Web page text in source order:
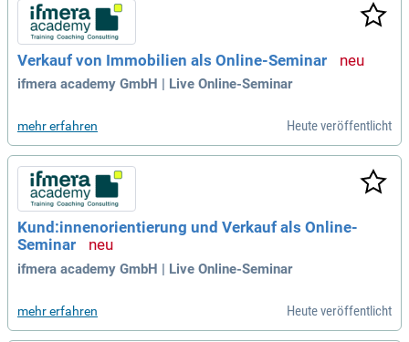
Verkauf von Immobilien als Online-Seminar
ifmera academy GmbH | Live Online-Seminar
mehr erfahren Heute veröffentlicht
Kund:innenorientierung und Verkauf als Online-
Seminar
ifmera academy GmbH | Live Online-Seminar
mehr erfahren Heute veröffentlicht